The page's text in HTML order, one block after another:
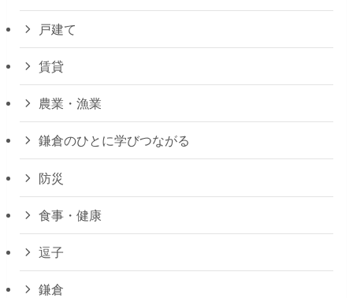
戸建て
賃貸
農業・漁業
鎌倉のひとに学びつながる
防災
食事・健康
逗子
鎌倉